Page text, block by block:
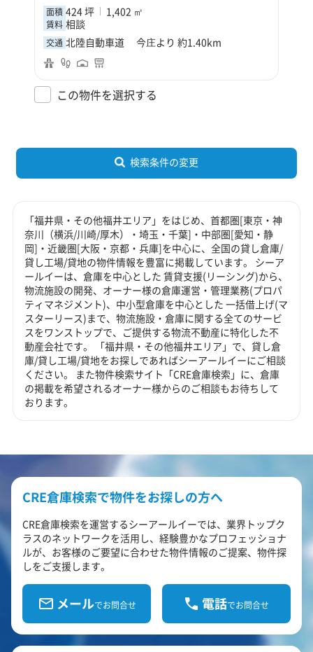
面積 424 坪 1,402 ㎡
賃料 相談
交通 北陸自動車道 今庄より 約1.40km
この物件を選択する
検索条件の変更
「福井県・その他福井エリア」をはじめ、首都圏[東京・神
奈川（横浜/川崎/厚木）・埼玉・千葉]・中部圏[愛知・静
岡]・近畿圏[大阪・京都・兵庫]を中心に、全国の貸し倉庫/
貸し工場/貸地の物件情報を豊富に掲載しています。 シーア
ールイーは、倉庫を中心とした 賃貸支援(リーシング)から、
物流施設の開発、オーナー様の倉庫運営・管理業務(プロパ
ティマネジメント)、中小型倉庫を中心とした 一括借上げ(マ
スターリース)まで、物流施設・倉庫に関する全てのサービ
スをワンストップで、ご提供する物流不動産に特化した不
動産会社です。 「福井県・その他福井エリア」で、貸し倉
庫/貸し工場/貸地をお探しであればシーアールイーにご相談
ください。 また物件検索サイト「CRE倉庫検索」に、倉庫
の掲載を希望されるオーナー様からのご相談もお待ちして
おります。
CRE倉庫検索で物件をお探しの方へ
CRE倉庫検索を運営するシーアールイーでは、業界トップク
ラスのネットワークを活用し、経験豊かなプロフェッショナ
ルが、お客様のご要望に合わせた物件情報のご提案、物件探
しをご支援します。
メールでお問合せ 電話でお問合せ